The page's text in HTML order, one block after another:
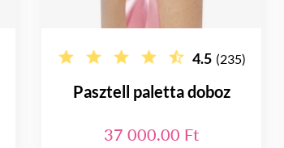
4.5 (235)
Pasztell paletta doboz
37 000.00 Ft